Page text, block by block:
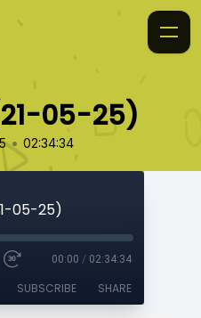
05-25)
• 02:34:34
05-25)
00:00 / 02:34:34
SUBSCRIBE SHARE